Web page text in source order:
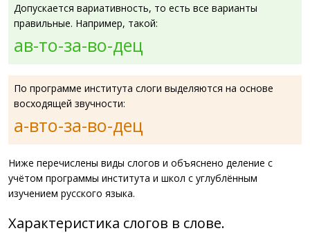
Допускается вариативность, то есть все варианты
правильные. Например, такой:
ав-то-за-во-дец
По программе института слоги выделяются на основе
восходящей звучности:
а-вто-за-во-дец
Ниже перечислены виды слогов и объяснено деление с
учётом программы института и школ с углублённым
изучением русского языка.
Характеристика слогов в слове.